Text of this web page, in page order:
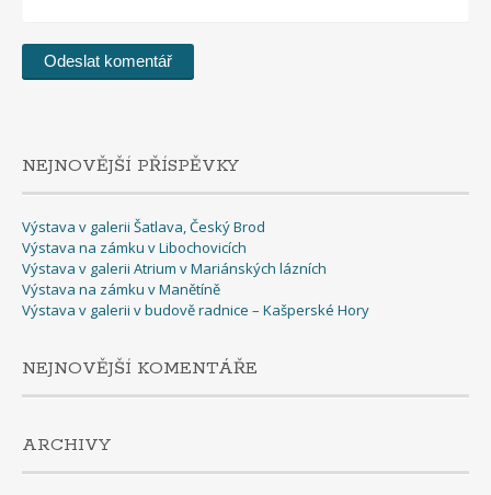
NEJNOVĚJŠÍ PŘÍSPĚVKY
Výstava v galerii Šatlava, Český Brod
Výstava na zámku v Libochovicích
Výstava v galerii Atrium v Mariánských lázních
Výstava na zámku v Manětíně
Výstava v galerii v budově radnice – Kašperské Hory
NEJNOVĚJŠÍ KOMENTÁŘE
ARCHIVY